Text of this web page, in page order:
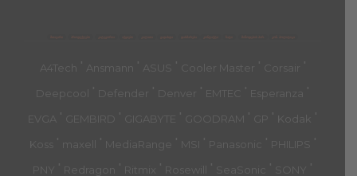
მთავარი კალათა
A4Tech ' Ansmann ' ASUS ' Cooler Master ' Corsair '
Deepcool ' Defender ' Denver ' EMTEC ' Esperanza '
EVGA ' GEMBIRD ' GIGABYTE ' GOODRAM ' GP ' Kodak '
Koss ' maxell ' MediaRange ' MSI ' Panasonic ' PHILIPS '
PNY ' Redragon ' Ritmix ' Rosewill ' SeaSonic ' SONY '